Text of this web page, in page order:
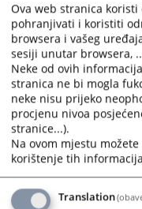
Ova web stranica
pohranjivati i koristiti
browsera i vašeg
sesiji unutar browsera,
Neke od ovih
stranica ne bi mogla
neke nisu prijeko
procjenu nivoa
stranice...).
Na ovom mjestu
korištenje tih
Translation